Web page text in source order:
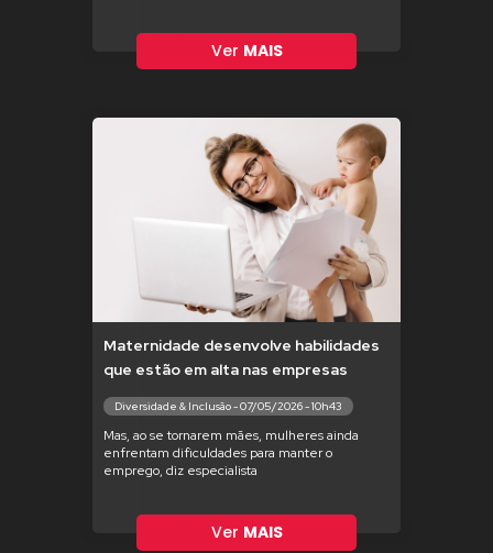
Ver MAIS
Maternidade desenvolve habilidades
que estão em alta nas empresas
Diversidade & Inclusão - 07/05/2026 - 10h43
Mas, ao se tornarem mães, mulheres ainda
enfrentam dificuldades para manter o
emprego, diz especialista
Ver MAIS